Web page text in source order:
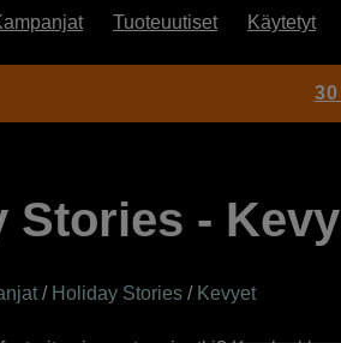
Tuoteuutiset Käytetyt
Stories -
/ Holiday Stories / Kevyet